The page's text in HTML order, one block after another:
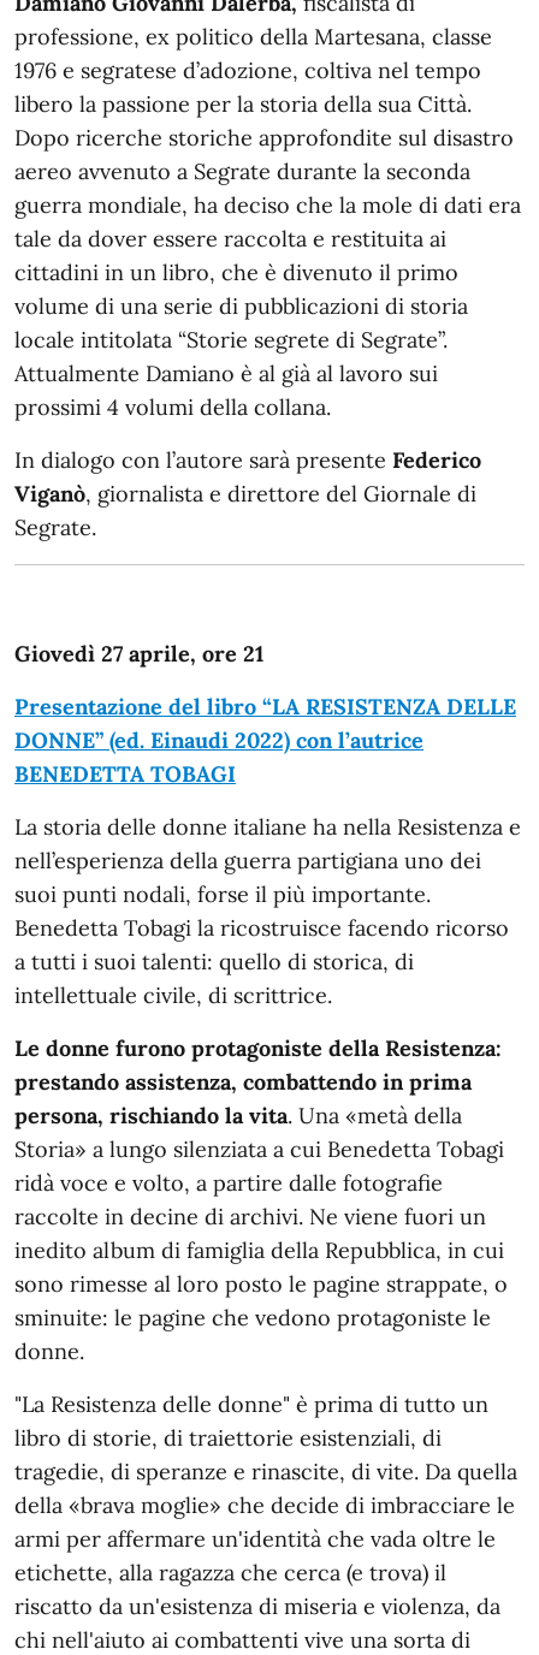
professione, ex politico della Martesana, classe
1976 e segratese d’adozione, coltiva nel tempo
libero la passione per la storia della sua Città.
Dopo ricerche storiche approfondite sul disastro
aereo avvenuto a Segrate durante la seconda
guerra mondiale, ha deciso che la mole di dati era
tale da dover essere raccolta e restituita ai
cittadini in un libro, che è divenuto il primo
volume di una serie di pubblicazioni di storia
locale intitolata “Storie segrete di Segrate”.
Attualmente Damiano è al già al lavoro sui
prossimi 4 volumi della collana.
In dialogo con l’autore sarà presente Federico
Viganò, giornalista e direttore del Giornale di
Segrate.
Giovedì 27 aprile, ore 21
Presentazione del libro “LA RESISTENZA DELLE
DONNE” (ed. Einaudi 2022) con l’autrice
BENEDETTA TOBAGI
La storia delle donne italiane ha nella Resistenza e
nell’esperienza della guerra partigiana uno dei
suoi punti nodali, forse il più importante.
Benedetta Tobagi la ricostruisce facendo ricorso
a tutti i suoi talenti: quello di storica, di
intellettuale civile, di scrittrice.
Le donne furono protagoniste della Resistenza:
prestando assistenza, combattendo in prima
persona, rischiando la vita. Una «metà della
Storia» a lungo silenziata a cui Benedetta Tobagi
ridà voce e volto, a partire dalle fotografie
raccolte in decine di archivi. Ne viene fuori un
inedito album di famiglia della Repubblica, in cui
sono rimesse al loro posto le pagine strappate, o
sminuite: le pagine che vedono protagoniste le
donne.
"La Resistenza delle donne" è prima di tutto un
libro di storie, di traiettorie esistenziali, di
tragedie, di speranze e rinascite, di vite. Da quella
della «brava moglie» che decide di imbracciare le
armi per affermare un'identità che vada oltre le
etichette, alla ragazza che cerca (e trova) il
riscatto da un'esistenza di miseria e violenza, da
chi nell'aiuto ai combattenti vive una sorta di